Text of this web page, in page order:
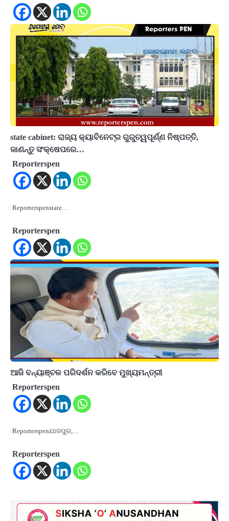
state cabinet: ରାଜ୍ୟ କ୍ୟାବିନେଟ୍‌ର ଗୁରୁତ୍ୱପୂର୍ଣ୍ଣ ନିଷ୍ପତ୍ତି,
ଜାଣନ୍ତୁ ସଂକ୍ଷେପରେ…
Reporterspen
Reporterspenstate…
Reporterspen
ଆଜି ବନ୍ୟାଞ୍ଚଳ ପରିଦର୍ଶନ କରିବେ ମୁଖ୍ୟମନ୍ତ୍ରୀ
Reporterspen
Reporterspenଯାଜପୁର,…
Reporterspen